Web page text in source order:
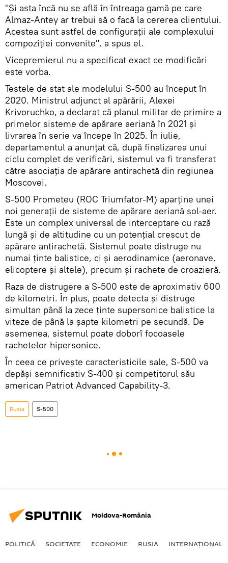
"Și asta încă nu se află în întreaga gamă pe care
Almaz-Antey ar trebui să o facă la cererea clientului.
Acestea sunt astfel de configurații ale complexului
compoziției convenite", a spus el.
Vicepremierul nu a specificat exact ce modificări
este vorba.
Testele de stat ale modelului S-500 au început în
2020. Ministrul adjunct al apărării, Alexei
Krivoruchko, a declarat că planul militar de primire a
primelor sisteme de apărare aeriană în 2021 și
livrarea în serie va începe în 2025. În iulie,
departamentul a anunțat că, după finalizarea unui
ciclu complet de verificări, sistemul va fi transferat
către asociația de apărare antirachetă din regiunea
Moscovei.
S-500 Prometeu (ROC Triumfator-M) aparține unei
noi generații de sisteme de apărare aeriană sol-aer.
Este un complex universal de interceptare cu rază
lungă și de altitudine cu un potențial crescut de
apărare antirachetă. Sistemul poate distruge nu
numai ținte balistice, ci și aerodinamice (aeronave,
elicoptere și altele), precum și rachete de croazieră.
Raza de distrugere a S-500 este de aproximativ 600
de kilometri. În plus, poate detecta și distruge
simultan până la zece ținte supersonice balistice la
viteze de până la șapte kilometri pe secundă. De
asemenea, sistemul poate doborî focoasele
rachetelor hipersonice.
În ceea ce privește caracteristicile sale, S-500 va
depăși semnificativ S-400 și competitorul său
american Patriot Advanced Capability-3.
Rusia S-500
Moldova-România
POLITICĂ SOCIETATE ECONOMIE RUSIA INTERNAŢIONAL